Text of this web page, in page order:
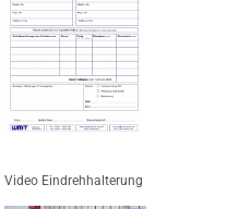
Video Eindrehhalterung